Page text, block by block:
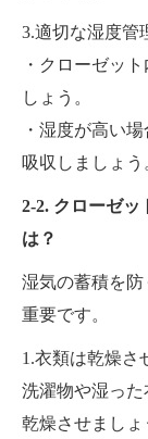
3.適切な湿度管
・クローゼッ
しょう。
・湿度が高い
吸収しましょう
2-2. クローゼッ
は？
湿気の蓄積を
重要です。
1.衣類は乾燥さ
洗濯物や湿っ
乾燥させましょ